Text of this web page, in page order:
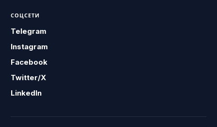
СОЦСЕТИ
Telegram
Instagram
Facebook
Twitter/X
LinkedIn